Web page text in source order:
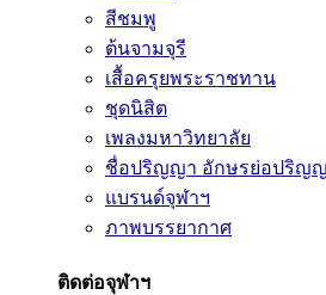
สีชมพู
ต้นจามจุรี
เสื้อครุยพระราชทาน
ชุดนิสิต
เพลงมหาวิทยาลัย
ชื่อปริญญา อักษรย่อปริญ
แบรนด์จุฬาฯ
ภาพบรรยากาศ
ติดต่อจุฬาฯ